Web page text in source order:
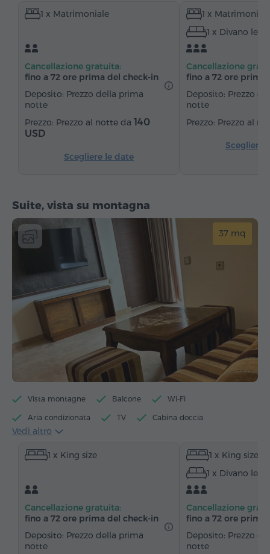
Accesso alla vasca idromassaggio Minibar
Accappatoio
Pantofole Riscaldamento
Armadio/Guardaroba Divano
Telefono Canali satellitari
Frigorifero
1 x Matrimoniale
Cancellazione gratuita:
fino a 72 ore prima del check‑in
Deposito: Prezzo della prima
notte
Prezzo al notte da 140
USD
Scegliere le date
1 x Matrimoniale
1 x Divano letto
Cancellazione
fino a 72 ore prima
Deposito: Prezzo
notte
Prezzo al
Scegliere
Suite, vista su montagna
37 mq
Vista montagne Balcone Wi-Fi
Aria condizionata TV Cabina doccia
Accesso alla piscina
Accesso alla vasca idromassaggio Minibar
Accappatoio
Pantofole Riscaldamento
Armadio/Guardaroba Zona salotto
Divano Telefono Canali satellitari
Frigorifero
Vedi altro
1 x King size
Cancellazione gratuita:
fino a 72 ore prima del check‑in
Deposito: Prezzo della prima
notte
1 x King size
1 x Divano letto
Cancellazione
fino a 72 ore prima
Deposito: Prezzo
notte